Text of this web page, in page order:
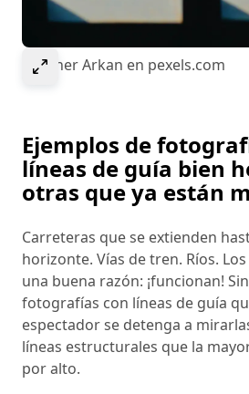
Select to expand image
© Soner Arkan en pexels.com
Ejemplos de
líneas de guía bien
otras que ya están
Carreteras que se extienden
horizonte. Vías de tren. Ríos.
una buena razón: ¡funcionan!
fotografías con líneas de guía
espectador se detenga a
líneas estructurales que la
por alto.